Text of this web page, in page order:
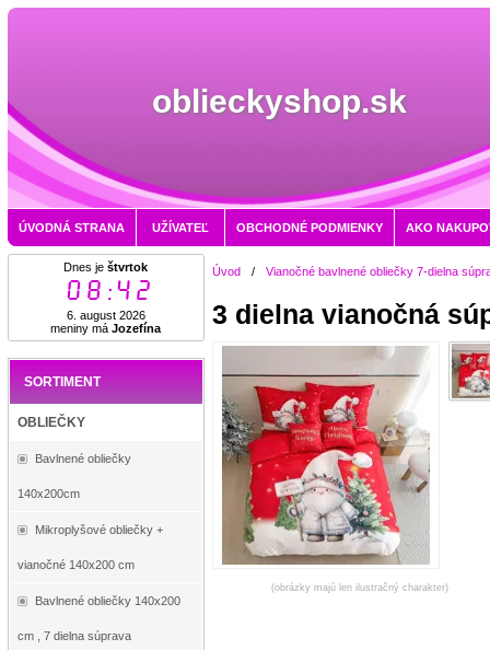
oblieckyshop.sk
ÚVODNÁ STRANA UŽÍVATEĽ OBCHODNÉ PODMIENKY AKO
Dnes ještvrtok
08:42
6. august 2026
meniny máJozefína
SORTIMENT
OBLIEČKY
Bavlnené obliečky
140x200cm
Mikroplyšové obliečky +
vianočné 140x200 cm
Bavlnené obliečky 140x200
cm , 7 dielna súprava
Úvod / Vianočné bavlnené obliečky 7-dielna
3 dielna vianočná
(obrázky majú len ilustračný charakter)